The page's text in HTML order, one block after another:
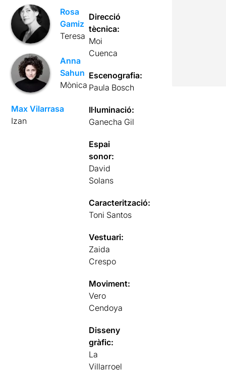
Rosa
Gamiz
Teresa
Anna
Sahun
Mònica
Max Vilarrasa
Izan
Direcció
tècnica:
Moi
Cuenca
Escenografia:
Paula Bosch
Il·luminació:
Ganecha Gil
Espai
sonor:
David
Solans
Caracterització:
Toni Santos
Vestuari:
Zaida
Crespo
Moviment:
Vero
Cendoya
Disseny
gràfic:
La
Villarroel